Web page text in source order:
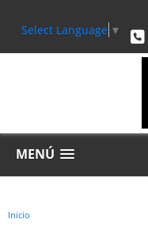
Select Language ▼
MENÚ
Inicio